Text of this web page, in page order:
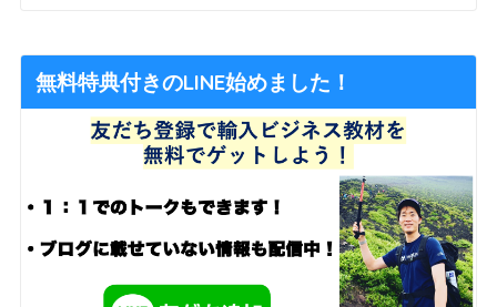
無料特典付きのLINE始めました！